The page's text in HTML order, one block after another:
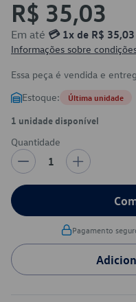
R$ 35,03
Em até 💳 1x de R$ 35,03
Informações sobre
Essa peça é vendida e
Estoque: Última unidade
1 unidade disponível
Quantidade
1
Pagamento